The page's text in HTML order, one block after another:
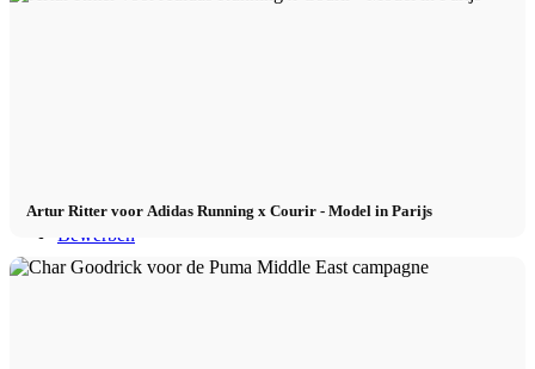
Bewerben
Artur Ritter voor Adidas Running x Courir - Model in Parijs